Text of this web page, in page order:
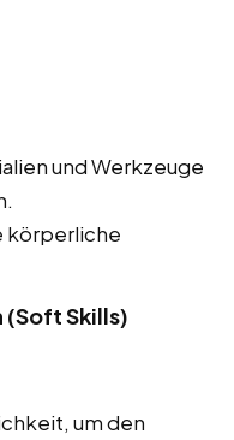
und Werkzeuge
körperliche
Skills)
um den